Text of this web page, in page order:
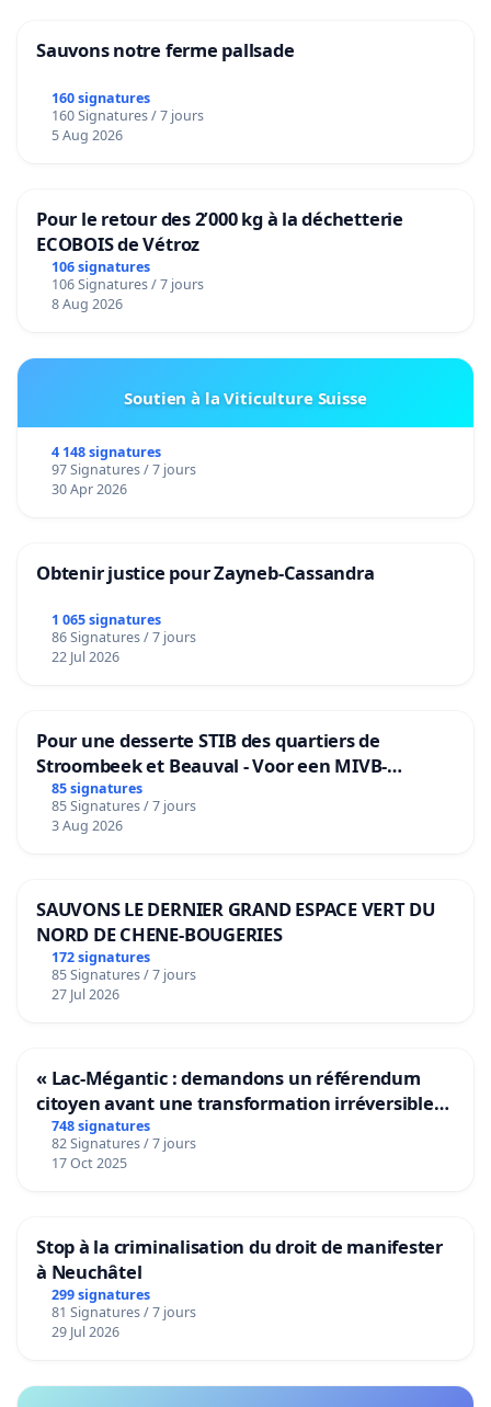
Sauvons notre ferme pallsade
160 signatures
160 Signatures / 7 jours
5 Aug 2026
Pour le retour des 2’000 kg à la déchetterie
ECOBOIS de Vétroz
106 signatures
106 Signatures / 7 jours
8 Aug 2026
Soutien à la Viticulture Suisse
4 148 signatures
97 Signatures / 7 jours
30 Apr 2026
Obtenir justice pour Zayneb-Cassandra
1 065 signatures
86 Signatures / 7 jours
22 Jul 2026
Pour une desserte STIB des quartiers de
Stroombeek et Beauval - Voor een MIVB-
bediening van de wijken Strombeek en Het
Voor
85 signatures
85 Signatures / 7 jours
3 Aug 2026
SAUVONS LE DERNIER GRAND ESPACE VERT DU
NORD DE CHENE-BOUGERIES
172 signatures
85 Signatures / 7 jours
27 Jul 2026
« Lac-Mégantic : demandons un référendum
citoyen avant une transformation irréversible
de notre territoire »
748 signatures
82 Signatures / 7 jours
17 Oct 2025
Stop à la criminalisation du droit de manifester
à Neuchâtel
299 signatures
81 Signatures / 7 jours
29 Jul 2026